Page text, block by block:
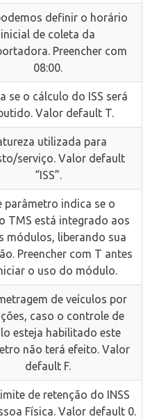
definir o horário
inicial de coleta da
Preencher com
08:00.
se o cálculo do ISS será
Valor default T.
utilizada para
serviço. Valor default
“ISS”.
parâmetro indica se o
TMS está integrado aos
módulos, liberando sua
Preencher com T antes
o uso do módulo.
de veículos por
caso o controle de
esteja habilitado este
não terá efeito. Valor
default F.
de retenção do INSS
Física. Valor default 0.